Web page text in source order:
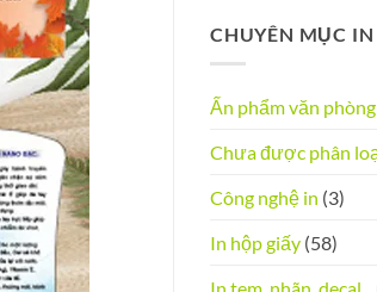
CHUYÊN MỤC
Ấn phẩm văn phòng
Chưa được phân
Công nghệ in (3)
In hộp giấy (58)
In tem, nhãn, decal,..